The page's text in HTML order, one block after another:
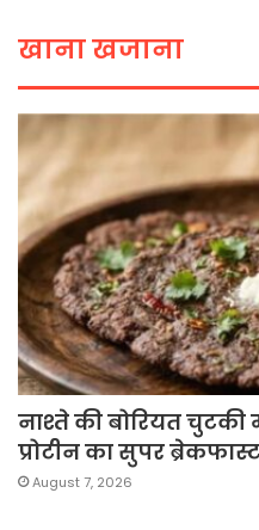
खाना खजाना
नाश्ते की बोरियत
प्रोटीन का सुपर ब्रेकफास्ट
August 7, 2026